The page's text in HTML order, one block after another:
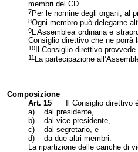
membri del CD.
7Per le nomine degli organi, al
8Ogni membro può delegarne
9L’Assemblea ordinaria e
Consiglio direttivo che ne porrà
10 Il Consiglio direttivo
11 La partecipazione
Composizione
Art. 15
Il Consiglio direttivo
a)
dal presidente,
b)
dal vice-presidente,
c)
dal segretario, e
d)
da due altri membri.
La ripartizione delle cariche di